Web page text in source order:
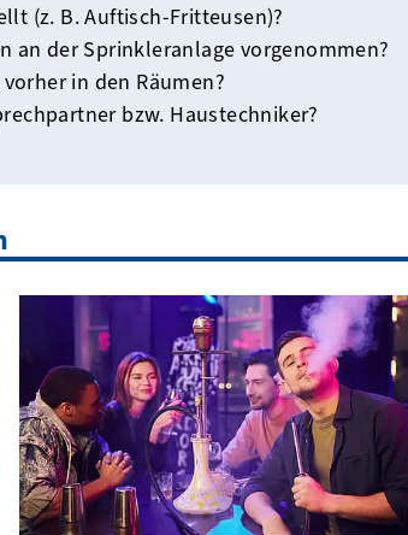
(z. B. Auftisch-Fritteusen)?
an der Sprinkleranlage vorgenommen?
in den Räumen?
bzw. Haustechniker?